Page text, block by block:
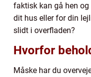
faktisk kan gå hen
dit hus eller for din
slidt i overfladen?
Hvorfor
Måske har du